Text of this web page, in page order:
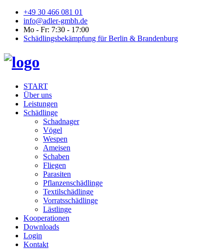
+49 30 466 081 01
info@adler-gmbh.de
Mo - Fr: 7:30 - 17:00
Schädlingsbekämpfung für Berlin & Brandenburg
START
Über uns
Leistungen
Schädlinge
Schadnager
Vögel
Wespen
Ameisen
Schaben
Fliegen
Parasiten
Pflanzenschädlinge
Textilschädlinge
Vorratsschädlinge
Lästlinge
Kooperationen
Downloads
Login
Kontakt